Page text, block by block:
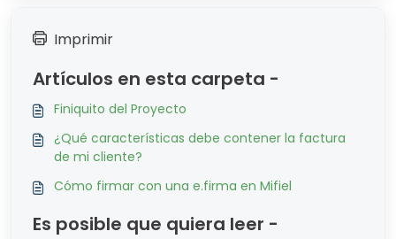
Imprimir
Artículos en esta carpeta -
Finiquito del Proyecto
¿Qué características debe contener la factura
de mi cliente?
Cómo firmar con una e.firma en Mifiel
Es posible que quiera leer -